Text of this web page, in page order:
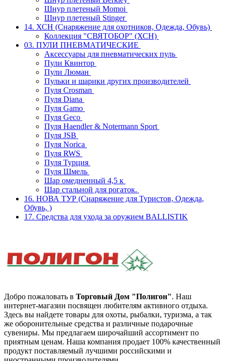
Шнур плетеный Momoi
Шнур плетеный Stinger
14. ХСН (Снаряжение для охотников, Одежда, Обувь)
Коллекция "СВЯТОБОР" (ХСН)
03. ПУЛИ ПНЕВМАТИЧЕСКИЕ
Аксессуары для пневматических пуль
Пули Квинтор
Пули Люман
Пульки и шарики других производителей
Пуля Crosman
Пуля Diana
Пуля Gamo
Пуля Geco
Пуля Haendler & Notermann Sport
Пуля JSB
Пуля Norica
Пуля RWS
Пуля Турция
Пуля Шмель
Шар омедненный 4,5 к
Шар стальной для рогаток.
16. НОВА ТУР (Снаряжение для Туристов, Одежда,
Обувь, )
17. Средства для ухода за оружием BALLISTIK
Добро пожаловать в Торговый Дом "Полигон". Наш
интернет-магазин посвящен любителям активного отдыха.
Здесь вы найдете товары для охоты, рыбалки, туризма, а так
же оборонительные средства и различные подарочные
сувениры. Мы предлагаем широчайший ассортимент по
приятным ценам. Наша компания продает 100% качественный
продукт поставляемый лучшими российскими и